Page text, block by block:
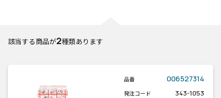
該当する商品が2種類あります
品番 006527314
発注コード 343-1053